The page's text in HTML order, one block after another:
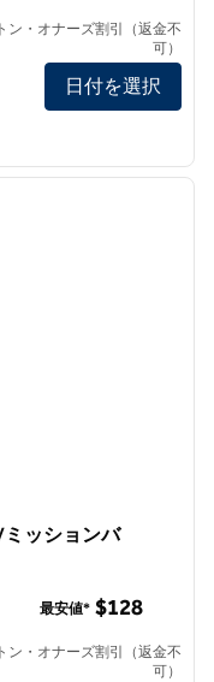
ンディエゴ・エアポート
ン・オナーズ割引（返金不
可）
日付を選択
次の
ミッションバ
最安値* $128
ン・オナーズ割引（返金不
可）